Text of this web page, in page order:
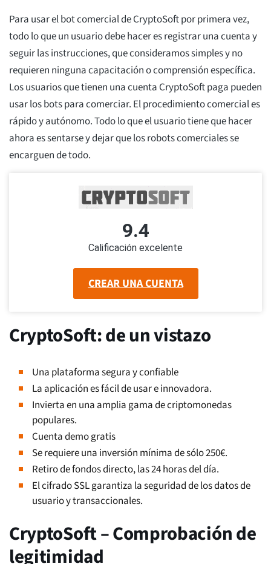
Para usar el bot comercial de CryptoSoft por primera vez,
todo lo que un usuario debe hacer es registrar una cuenta y
seguir las instrucciones, que consideramos simples y no
requieren ninguna capacitación o comprensión específica.
Los usuarios que tienen una cuenta CryptoSoft paga pueden
usar los bots para comerciar. El procedimiento comercial es
rápido y autónomo. Todo lo que el usuario tiene que hacer
ahora es sentarse y dejar que los robots comerciales se
encarguen de todo.
9.4
Calificación excelente
CREAR UNA CUENTA
CryptoSoft: de un vistazo
Una plataforma segura y confiable
La aplicación es fácil de usar e innovadora.
Invierta en una amplia gama de criptomonedas
populares.
Cuenta demo gratis
Se requiere una inversión mínima de sólo 250€.
Retiro de fondos directo, las 24 horas del día.
El cifrado SSL garantiza la seguridad de los datos de
usuario y transaccionales.
CryptoSoft – Comprobación de
legitimidad